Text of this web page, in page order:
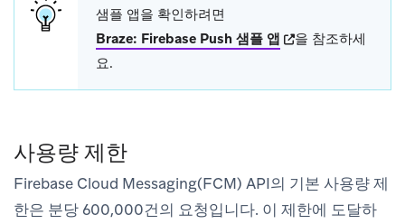
샘플 앱을 확인하려면
Braze: Firebase Push 샘플 앱 (opens in new tab)
을 참조하세
요.
사용량 제한
Firebase Cloud Messaging(FCM) API의 기본 사용량 제
한은 분당 600,000건의 요청입니다. 이 제한에 도달하